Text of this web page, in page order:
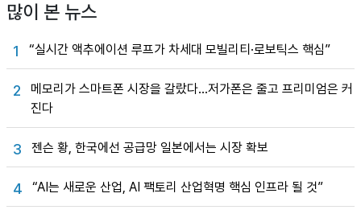
많이 본 뉴스
1 “실시간 액추에이션 루프가 차세대 모빌리티·로보틱스 핵심”
2
메모리가 스마트폰 시장을 갈랐다…저가폰은 줄고 프리미엄은 커
진다
3 젠슨 황, 한국에선 공급망 일본에서는 시장 확보
4 “AI는 새로운 산업, AI 팩토리 산업혁명 핵심 인프라 될 것”